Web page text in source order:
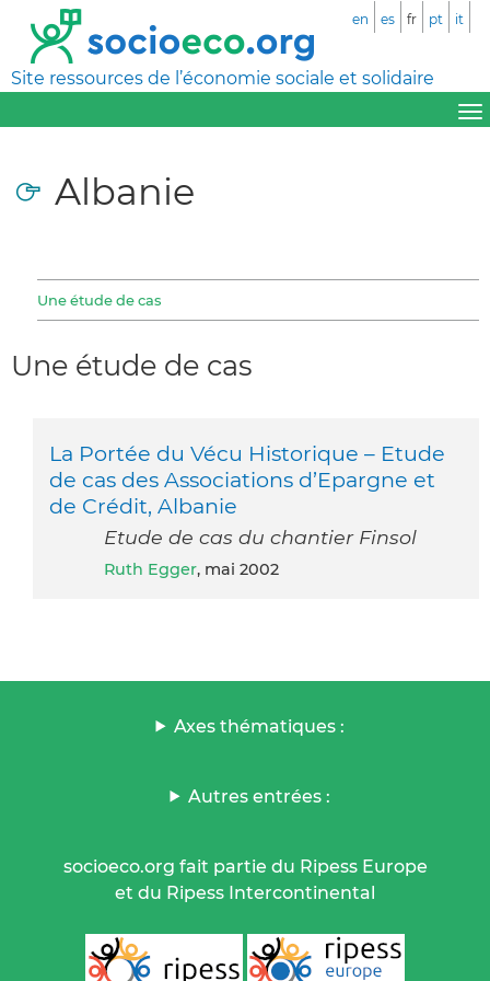
Site ressources de l’économie sociale et solidaire
en es fr pt it
Albanie
Une étude de cas
Une étude de cas
La Portée du Vécu Historique – Etude
de cas des Associations d’Epargne et
de Crédit, Albanie
Etude de cas du chantier Finsol
Ruth Egger, mai 2002
Axes thématiques :
Autres entrées :
socioeco.org fait partie du Ripess Europe
et du Ripess Intercontinental